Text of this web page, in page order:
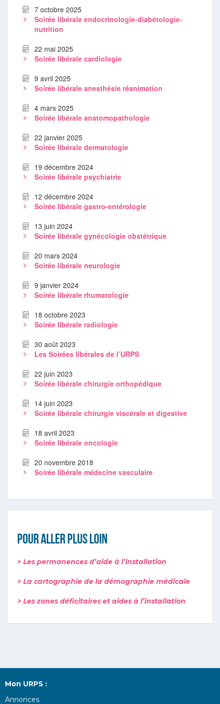
7 octobre 2025
Soirée libérale endocrinologie-diabétologie-
nutrition
22 mai 2025
Soirée libérale cardiologie
9 avril 2025
Soirée libérale anesthésie réanimation
4 mars 2025
Soirée libérale anatomopathologie
22 janvier 2025
Soirée libérale dermatologie
19 décembre 2024
Soirée libérale psychiatrie
12 décembre 2024
Soirée libérale gastro-entérologie
13 juin 2024
Soirée libérale gynécologie obstétrique
20 mars 2024
Soirée libérale neurologie
9 janvier 2024
Soirée libérale rhumatologie
18 octobre 2023
Soirée libérale radiologie
30 août 2023
Les Soirées libérales de l’URPS
22 juin 2023
Soirée libérale chirurgie orthopédique
14 juin 2023
Soirée libérale chirurgie viscérale et digestive
18 avril 2023
Soirée libérale oncologie
20 novembre 2018
Soirée libérale médecine vasculaire
POUR ALLER PLUS LOIN
> Les permanences d’aide à l’installation
> La cartographie de la démographie médicale
> Les zones déficitaires et aides à l’installation
Mon URPS :
Annonces